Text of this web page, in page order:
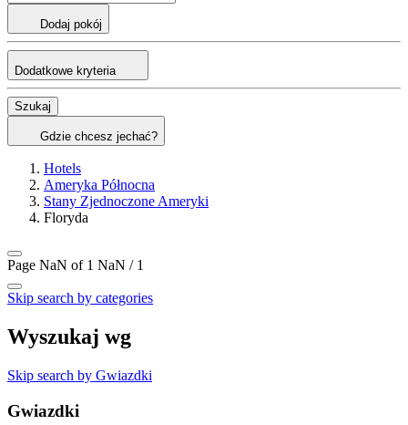
Dodaj pokój
Dodatkowe kryteria
Szukaj
Gdzie chcesz jechać?
Hotels
Ameryka Północna
Stany Zjednoczone Ameryki
Floryda
Page NaN of 1 NaN / 1
Skip search by categories
Wyszukaj wg
Skip search by Gwiazdki
Gwiazdki